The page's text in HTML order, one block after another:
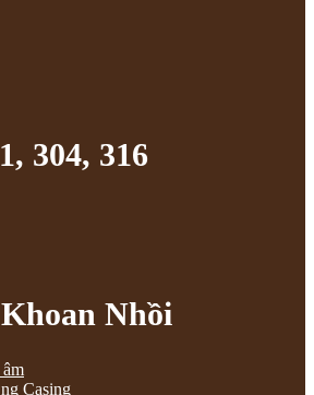
304, 316
Nhồi
Casing